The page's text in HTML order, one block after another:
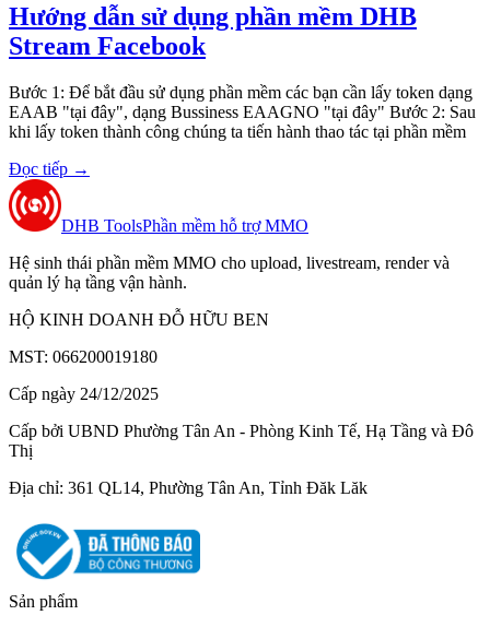
Hướng dẫn sử dụng phần mềm DHB
Stream Facebook​
Bước 1: Để bắt đầu sử dụng phần mềm các bạn cần lấy token dạng
EAAB "tại đây", dạng Bussiness EAAGNO "tại đây" Bước 2: Sau
khi lấy token thành công chúng ta tiến hành thao tác tại phần mềm
Đọc tiếp →
DHB ToolsPhần mềm hỗ trợ MMO
Hệ sinh thái phần mềm MMO cho upload, livestream, render và
quản lý hạ tầng vận hành.
HỘ KINH DOANH ĐỖ HỮU BEN
MST: 066200019180
Cấp ngày 24/12/2025
Cấp bởi UBND Phường Tân An - Phòng Kinh Tế, Hạ Tầng và Đô
Thị
Địa chỉ: 361 QL14, Phường Tân An, Tỉnh Đăk Lăk
Sản phẩm